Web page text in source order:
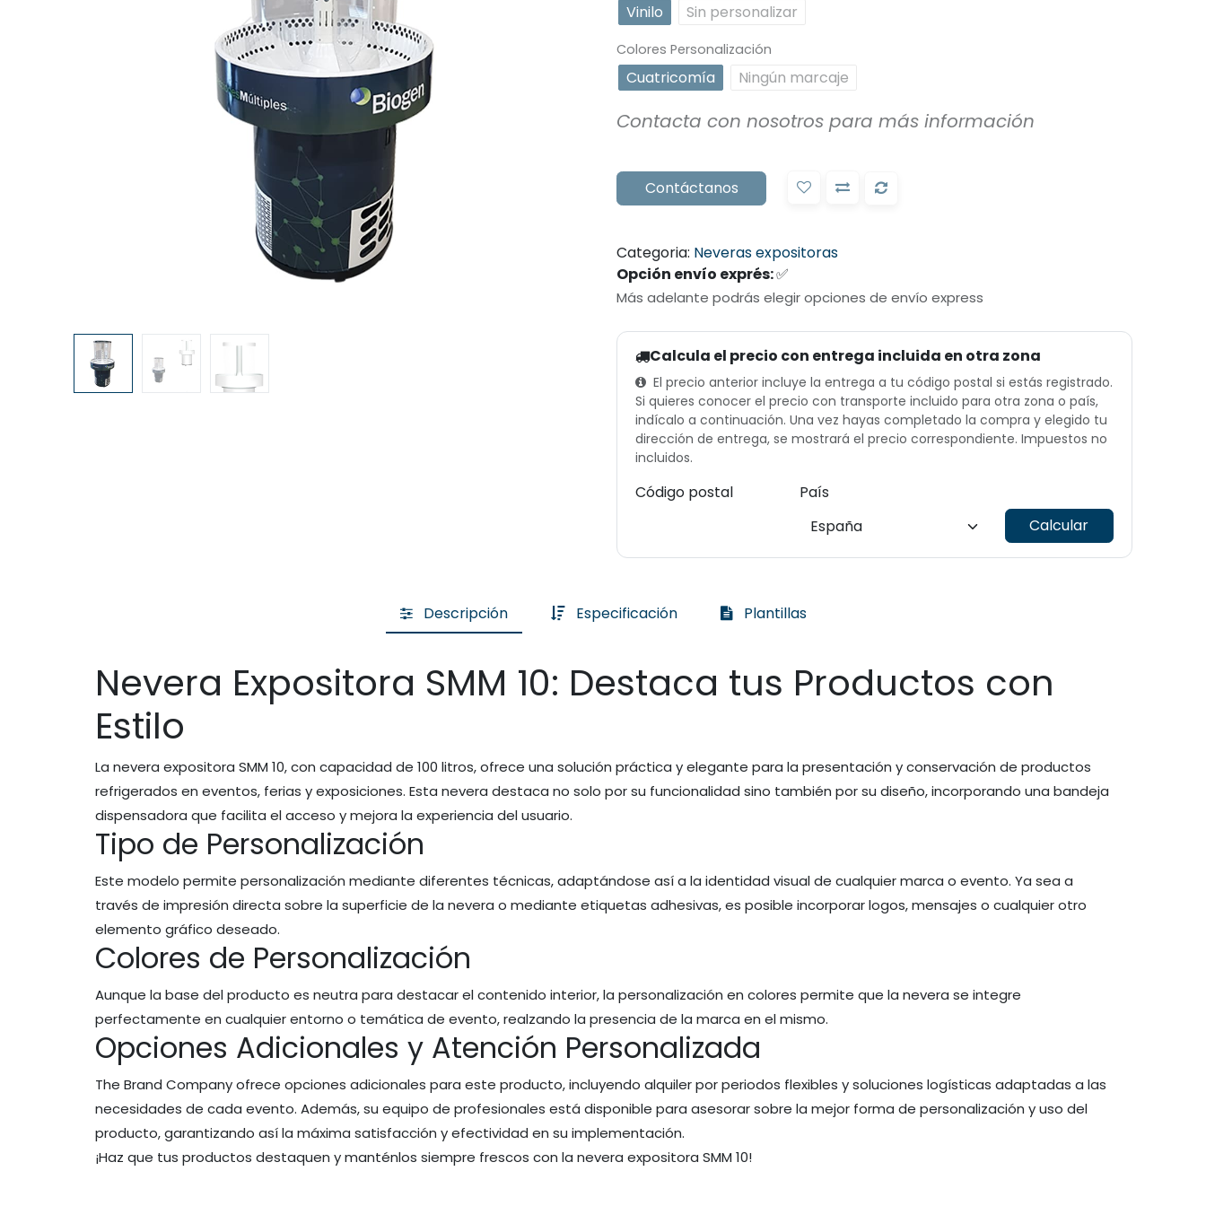
Vinilo Sin personalizar
Colores Personalización
Cuatricomía Ningún marcaje
Contacta con nosotros para más información
Contáctanos
Categoria: Neveras expositoras
Opción envío exprés:✅
Más adelante podrás elegir opciones de envío express
Calcula el precio con entrega incluida en otra zona
El precio anterior incluye la entrega a tu código postal si estás registrado.
Si quieres conocer el precio con transporte incluido para otra zona o país,
indícalo a continuación. Una vez hayas completado la compra y elegido tu
dirección de entrega, se mostrará el precio correspondiente. Impuestos no
incluidos.
Código postal
País
Calcular
Descripción Especificación Plantillas
Nevera Expositora SMM 10: Destaca tus Productos con
Estilo
La nevera expositora SMM 10, con capacidad de 100 litros, ofrece una solución práctica y elegante para la presentación y conservación de productos
refrigerados en eventos, ferias y exposiciones. Esta nevera destaca no solo por su funcionalidad sino también por su diseño, incorporando una bandeja
dispensadora que facilita el acceso y mejora la experiencia del usuario.
Tipo de Personalización
Este modelo permite personalización mediante diferentes técnicas, adaptándose así a la identidad visual de cualquier marca o evento. Ya sea a
través de impresión directa sobre la superficie de la nevera o mediante etiquetas adhesivas, es posible incorporar logos, mensajes o cualquier otro
elemento gráfico deseado.
Colores de Personalización
Aunque la base del producto es neutra para destacar el contenido interior, la personalización en colores permite que la nevera se integre
perfectamente en cualquier entorno o temática de evento, realzando la presencia de la marca en el mismo.
Opciones Adicionales y Atención Personalizada
The Brand Company ofrece opciones adicionales para este producto, incluyendo alquiler por periodos flexibles y soluciones logísticas adaptadas a las
necesidades de cada evento. Además, su equipo de profesionales está disponible para asesorar sobre la mejor forma de personalización y uso del
producto, garantizando así la máxima satisfacción y efectividad en su implementación.
¡Haz que tus productos destaquen y manténlos siempre frescos con la nevera expositora SMM 10!